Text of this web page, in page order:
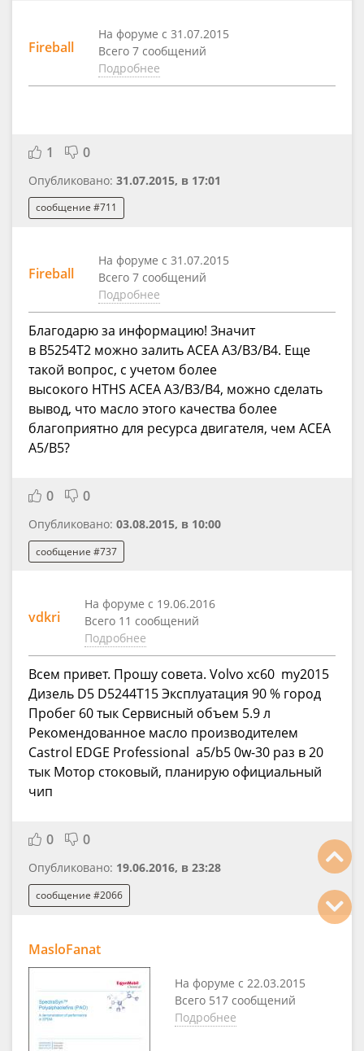
Fireball
На форуме с 31.07.2015
Всего 7 сообщений
Подробнее
1 0
Опубликовано: 31.07.2015, в 17:01
сообщение #711
Fireball
На форуме с 31.07.2015
Всего 7 сообщений
Подробнее
Благодарю за информацию! Значит
в B5254T2 можно залить ACEA A3/B3/B4. Еще
такой вопрос, с учетом более
высокого HTHS ACEA A3/B3/B4, можно сделать
вывод, что масло этого качества более
благоприятно для ресурса двигателя, чем ACEA
A5/B5?
0 0
Опубликовано: 03.08.2015, в 10:00
сообщение #737
vdkri
На форуме с 19.06.2016
Всего 11 сообщений
Подробнее
Всем привет. Прошу совета. Volvo xc60 my2015
Дизель D5 D5244T15 Эксплуатация 90 % город
Пробег 60 тык Сервисный объем 5.9 л
Рекомендованное масло производителем
Castrol EDGE Professional a5/b5 0w-30 раз в 20
тык Мотор стоковый, планирую официальный
чип
0 0
Опубликовано: 19.06.2016, в 23:28
сообщение #2066
MasloFanat
На форуме с 22.03.2015
Всего 517 сообщений
Подробнее